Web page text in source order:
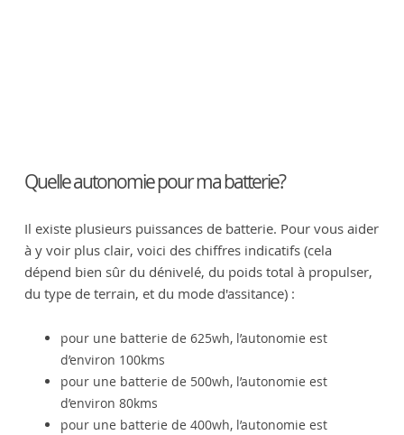
Quelle autonomie pour ma batterie?
Il existe plusieurs puissances de batterie. Pour vous aider
à y voir plus clair, voici des chiffres indicatifs (cela
dépend bien sûr du dénivelé, du poids total à propulser,
du type de terrain, et du mode d'assitance) :
pour une batterie de 625wh, l’autonomie est
d’environ 100kms
pour une batterie de 500wh, l’autonomie est
d’environ 80kms
pour une batterie de 400wh, l’autonomie est